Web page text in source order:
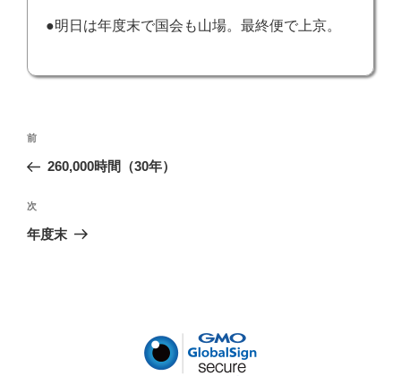
●明日は年度末で国会も山場。最終便で上京。
投
ナ
ビ
ゲ
前
の
稿
前
260,000時間（30年）
次
の
次
年度末